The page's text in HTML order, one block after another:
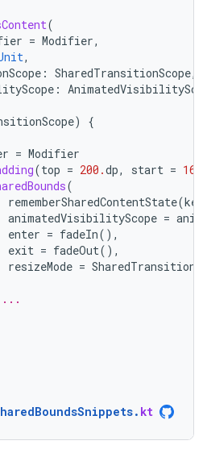
(
= Modifier,
,
: SharedTransitionScope,
:
)
{
= Modifier
(top = 200.dp, start = 16.
(
rememberSharedContentState(key
animatedVisibilityScope =
enter = fadeIn(),
exit = fadeOut(),
resizeMode =
. kt